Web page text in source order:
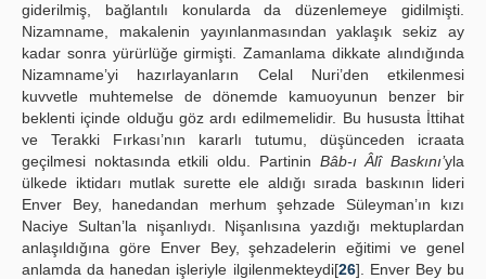
giderilmiş, bağlantılı konularda da düzenlemeye gidilmişti.
Nizamname, makalenin yayınlanmasından yaklaşık sekiz ay
kadar sonra yürürlüğe girmişti. Zamanlama dikkate alındığında
Nizamname’yi hazırlayanların Celal Nuri’den etkilenmesi
kuvvetle muhtemelse de dönemde kamuoyunun benzer bir
beklenti içinde olduğu göz ardı edilmemelidir. Bu hususta İttihat
ve Terakki Fırkası’nın kararlı tutumu, düşünceden icraata
geçilmesi noktasında etkili oldu. Partinin Bâb-ı Âlî Baskını’yla
ülkede iktidarı mutlak surette ele aldığı sırada baskının lideri
Enver Bey, hanedandan merhum şehzade Süleyman’ın kızı
Naciye Sultan’la nişanlıydı. Nişanlısına yazdığı mektuplardan
anlaşıldığına göre Enver Bey, şehzadelerin eğitimi ve genel
anlamda da hanedan işleriyle ilgilenmekteydi[26]. Enver Bey bu